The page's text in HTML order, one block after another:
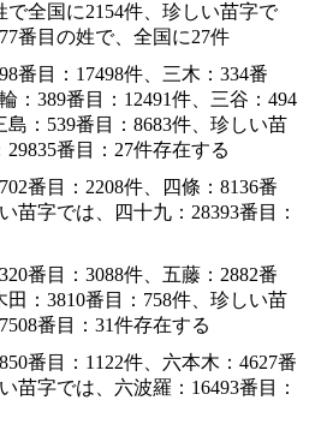
で全国に2154件、珍しい苗字で
番目の姓で、全国に27件
番目：17498件、三木：334番
：389番目：12491件、三谷：494
島：539番目：8683件、珍しい苗
番目：27件存在する
番目：2208件、四條：8136番
苗字では、四十九：28393番目：
番目：3088件、五藤：2882番
田：3810番目：758件、珍しい苗
番目：31件存在する
番目：1122件、六本木：4627番
苗字では、六波羅：16493番目：